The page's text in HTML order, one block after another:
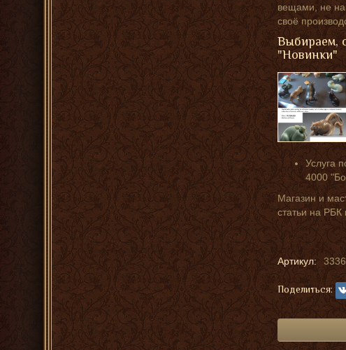
вещами, не
своё
Выбираем,
"Новинки"
Услуга
4000
Магазин и
статьи на РБК
Артикул: 3336
Поделиться: